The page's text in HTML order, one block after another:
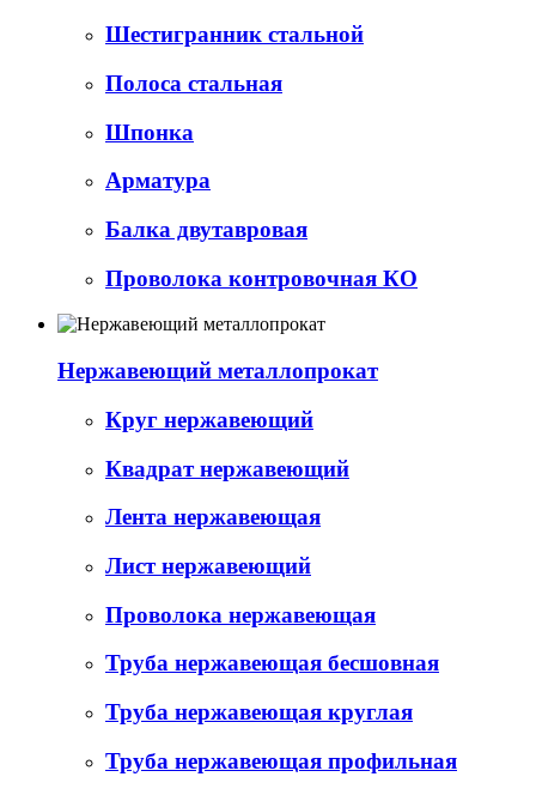
Шестигранник стальной
Полоса стальная
Шпонка
Арматура
Балка двутавровая
Проволока контровочная КО
Нержавеющий металлопрокат
Круг нержавеющий
Квадрат нержавеющий
Лента нержавеющая
Лист нержавеющий
Проволока нержавеющая
Труба нержавеющая бесшовная
Труба нержавеющая круглая
Труба нержавеющая профильная